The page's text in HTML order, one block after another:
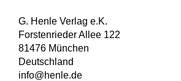
G. Henle Verlag e.K.
Forstenrieder Allee 122
81476 München
Deutschland
info@henle.de